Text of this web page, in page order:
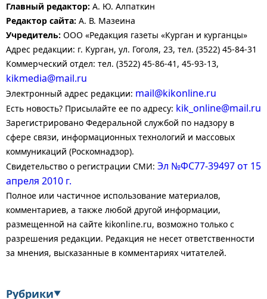
Главный редактор: А. Ю. Алпаткин
Редактор сайта: А. В. Мазеина
Учредитель: ООО «Редакция газеты «Курган и курганцы»
Адрес редакции: г. Курган, ул. Гоголя, 23, тел. (3522) 45-84-31
Коммерческий отдел: тел. (3522) 45-86-41, 45-93-13,
kikmedia@mail.ru
Электронный адрес редакции: mail@kikonline.ru
Есть новость? Присылайте ее по адресу: kik_online@mail.ru
Зарегистрировано Федеральной службой по надзору в
сфере связи, информационных технологий и массовых
коммуникаций (Роскомнадзор).
Свидетельство о регистрации СМИ: Эл №ФС77-39497 от 15
апреля 2010 г.
Полное или частичное использование материалов,
комментариев, а также любой другой информации,
размещенной на сайте kikonline.ru, возможно только с
разрешения редакции. Редакция не несет ответственности
за мнения, высказанные в комментариях читателей.
Рубрики▼